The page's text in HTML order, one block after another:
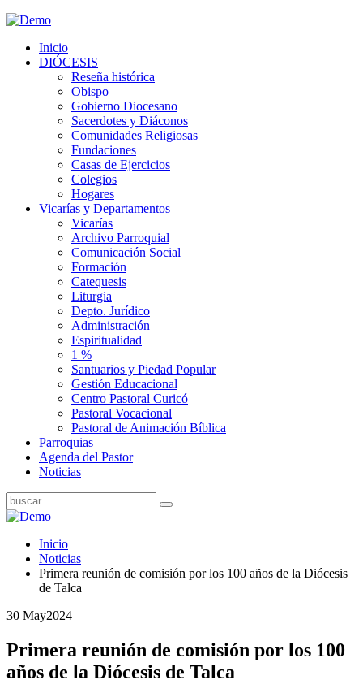
Inicio
DIÓCESIS
Reseña histórica
Obispo
Gobierno Diocesano
Sacerdotes y Diáconos
Comunidades Religiosas
Fundaciones
Casas de Ejercicios
Colegios
Hogares
Vicarías y Departamentos
Vicarías
Archivo Parroquial
Comunicación Social
Formación
Catequesis
Liturgia
Depto. Jurídico
Administración
Espiritualidad
1 %
Santuarios y Piedad Popular
Gestión Educacional
Centro Pastoral Curicó
Pastoral Vocacional
Pastoral de Animación Bíblica
Parroquias
Agenda del Pastor
Noticias
Inicio
Noticias
Primera reunión de comisión por los 100 años de la Diócesis
de Talca
30 May2024
Primera reunión de comisión por los 100
años de la Diócesis de Talca